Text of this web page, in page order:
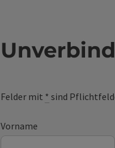
Felder mit * sind
Vorname